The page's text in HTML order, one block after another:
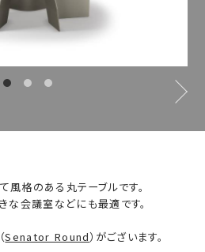
格のある丸テーブルです。
な会議室などにも最適です。
Senator Round）がございます。